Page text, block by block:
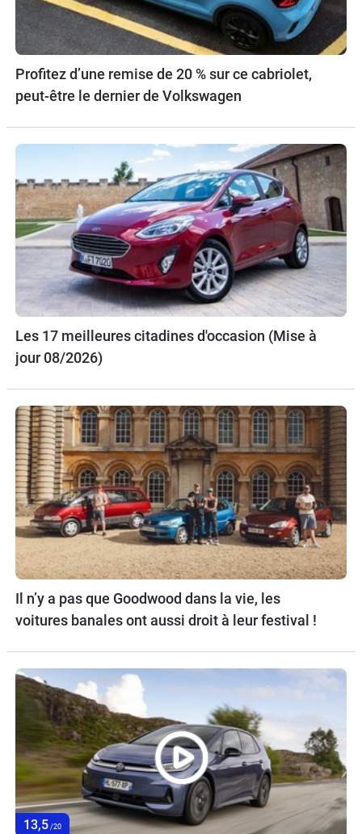
Profitez d’une remise de 20 % sur ce cabriolet,
peut-être le dernier de Volkswagen
Les 17 meilleures citadines d'occasion (Mise à
jour 08/2026)
Il n’y a pas que Goodwood dans la vie, les
voitures banales ont aussi droit à leur festival !
13,5 /20